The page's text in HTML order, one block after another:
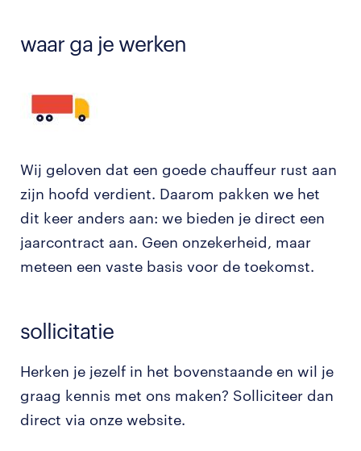
waar ga je werken
Wij geloven dat een goede chauffeur rust aan
zijn hoofd verdient. Daarom pakken we het
dit keer anders aan: we bieden je direct een
jaarcontract aan. Geen onzekerheid, maar
meteen een vaste basis voor de toekomst.
sollicitatie
Herken je jezelf in het bovenstaande en wil je
graag kennis met ons maken? Solliciteer dan
direct via onze website.